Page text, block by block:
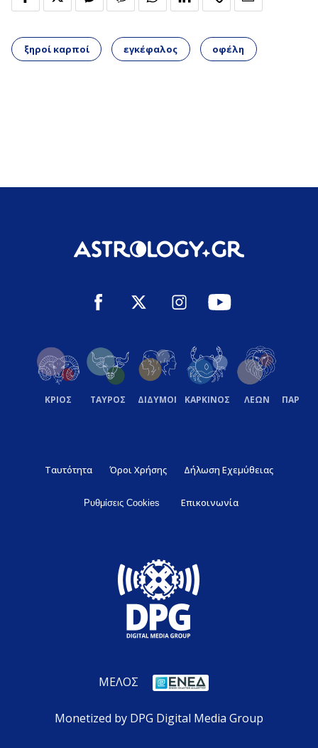
ξηροί καρποί εγκέφαλος οφέλη
ΚΡΙΟΣ ΤΑΥΡΟΣ ΔΙΔΥΜΟΙ ΚΑΡΚΙΝΟΣ ΛΕΩΝ
Ταυτότητα Όροι Χρήσης Δήλωση Εχεμύθειας
Ρυθμίσεις Cookies Επικοινωνία
ΜΕΛΟΣ
Monetized by DPG Digital Media Group